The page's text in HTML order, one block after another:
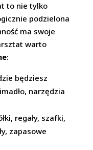
to nie tylko
podzielona
ma swoje
warto
:
będziesz
narzędzia
regały, szafki,
zapasowe